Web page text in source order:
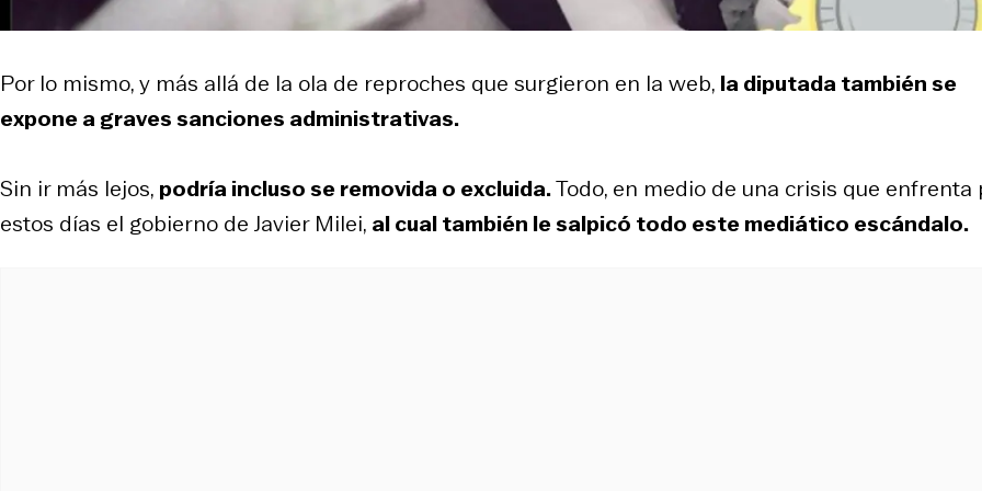
Por lo mismo, y más allá de la ola de reproches que surgieron en la web, la diputada también se
expone a graves sanciones administrativas.
Sin ir más lejos, podría incluso se removida o excluida.Todo, en medio de una crisis que enfrenta
estos días el gobierno de Javier Milei, al cual también le salpicó todo este mediático escándalo.